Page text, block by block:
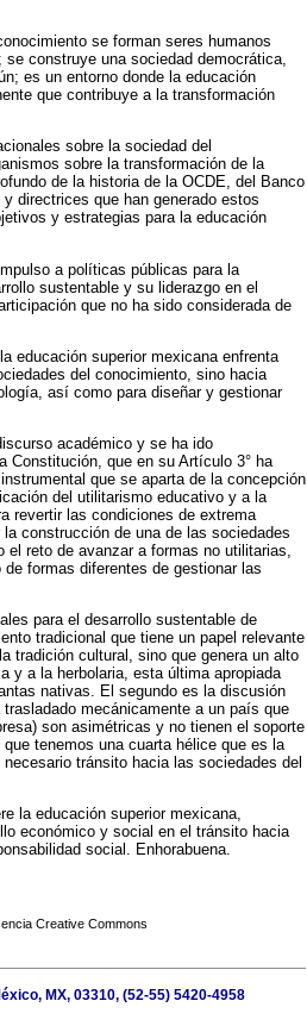
se forman seres humanos
construye una sociedad democrática,
es un entorno donde la educación
que contribuye a la transformación
sobre la sociedad del
sobre la transformación de la
de la historia de la OCDE, del Banco
directrices que han generado estos
y estrategias para la educación
a políticas públicas para la
sustentable y su liderazgo en el
que no ha sido considerada de
educación superior mexicana enfrenta
del conocimiento, sino hacia
así como para diseñar y gestionar
académico y se ha ido
Constitución, que en su Artículo 3° ha
que se aparta de la concepción
del utilitarismo educativo y a la
revertir las condiciones de extrema
construcción de una de las sociedades
reto de avanzar a formas no utilitarias,
formas diferentes de gestionar las
para el desarrollo sustentable de
tradicional que tiene un papel relevante
tradición cultural, sino que genera un alto
y a la herbolaria, esta última apropiada
nativas. El segundo es la discusión
mecánicamente a un país que
son asimétricas y no tienen el soporte
tenemos una cuarta hélice que es la
tránsito hacia las sociedades del
la educación superior mexicana,
económico y social en el tránsito hacia
social. Enhorabuena.
Creative Commons
MX, 03310, (52-55) 5420-4958